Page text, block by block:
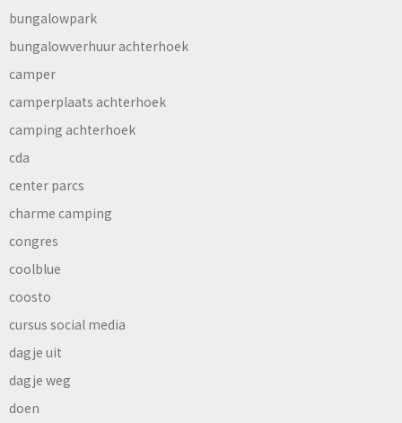
bungalowpark
bungalowverhuur achterhoek
camper
camperplaats achterhoek
camping achterhoek
cda
center parcs
charme camping
congres
coolblue
coosto
cursus social media
dagje uit
dagje weg
doen